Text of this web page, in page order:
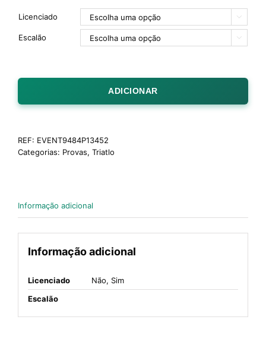
Licenciado 
Escalão 
ADICIONAR
REF: EVENT9484P13452
Categorias: Provas, Triatlo
Informação adicional
Informação adicional
Licenciado
Não, Sim
Escalão